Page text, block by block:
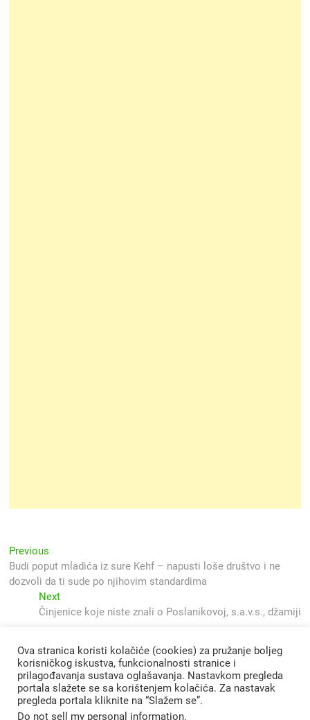
Navigacija
objava
Previous
post:
Budi poput mladića iz sure Kehf – napusti loše društvo i ne
dozvoli da ti sude po njihovim standardima
NextNext
post:
Činjenice koje niste znali o Poslanikovoj, s.a.v.s., džamiji
Ova stranica koristi kolačiće (cookies) za pružanje boljeg
korisničkog iskustva, funkcionalnosti stranice i
prilagođavanja sustava oglašavanja. Nastavkom pregleda
portala slažete se sa korištenjem kolačića. Za nastavak
pregleda portala kliknite na “Slažem se”.
Do not sell my personal information.